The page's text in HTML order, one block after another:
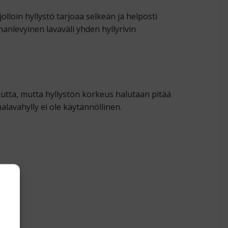
hyllystö tarjoaa selkeän ja helposti
lavaväli yhden hyllyrivin
mutta hyllystön korkeus halutaan pitää
ei ole käytännöllinen.